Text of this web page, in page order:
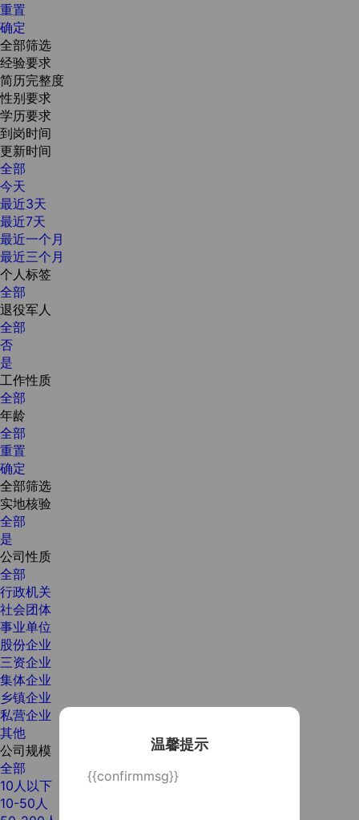
温馨提示
{{confirmmsg}}
重置
确定
全部筛选
经验要求
简历完整度
性别要求
学历要求
到岗时间
更新时间
全部
今天
最近3天
最近7天
最近一个月
最近三个月
个人标签
全部
退役军人
全部
否
是
工作性质
全部
年龄
全部
重置
确定
全部筛选
实地核验
全部
是
公司性质
全部
行政机关
社会团体
事业单位
股份企业
三资企业
集体企业
乡镇企业
私营企业
其他
公司规模
全部
10人以下
10-50人